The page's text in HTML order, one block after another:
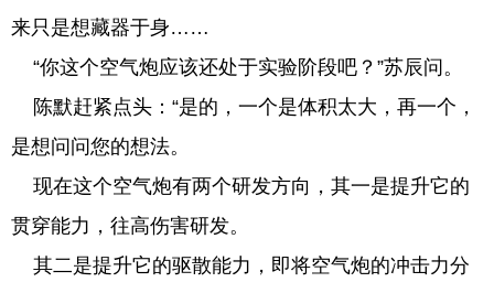
来只是想藏器于身……
“你这个空气炮应该还处于实验阶段吧？”苏辰问。
陈默赶紧点头：“是的，一个是体积太大，再一个，
是想问问您的想法。
现在这个空气炮有两个研发方向，其一是提升它的
贯穿能力，往高伤害研发。
其二是提升它的驱散能力，即将空气炮的冲击力分